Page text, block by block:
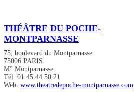
THÉÂTRE DU POCHE-
MONTPARNASSE
75, boulevard du Montparnasse
75006 PARIS
M° Montparnasse
Tél: 01 45 44 50 21
Web: www.theatredepoche-montparnasse.com